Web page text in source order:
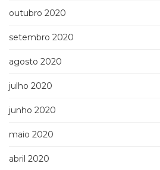
outubro 2020
setembro 2020
agosto 2020
julho 2020
junho 2020
maio 2020
abril 2020